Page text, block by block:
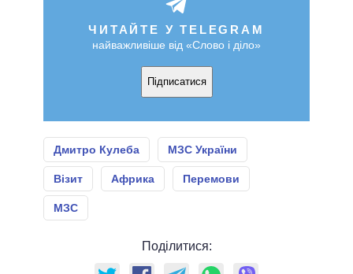
ЧИТАЙТЕ У TELEGRAM
найважливіше від «Слово і діло»
Підписатися
Дмитро Кулеба МЗС України
Візит Африка Перемови
МЗС
Поділитися: